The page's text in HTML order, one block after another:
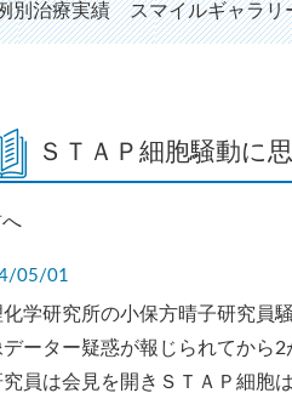
別治療実績 スマイルギャラリ
ＳＴＡＰ細胞騒動に
05/01
学研究所の小保方晴子研究員
データー疑惑が報じられてから
究員は会見を開きＳＴＡＰ細胞